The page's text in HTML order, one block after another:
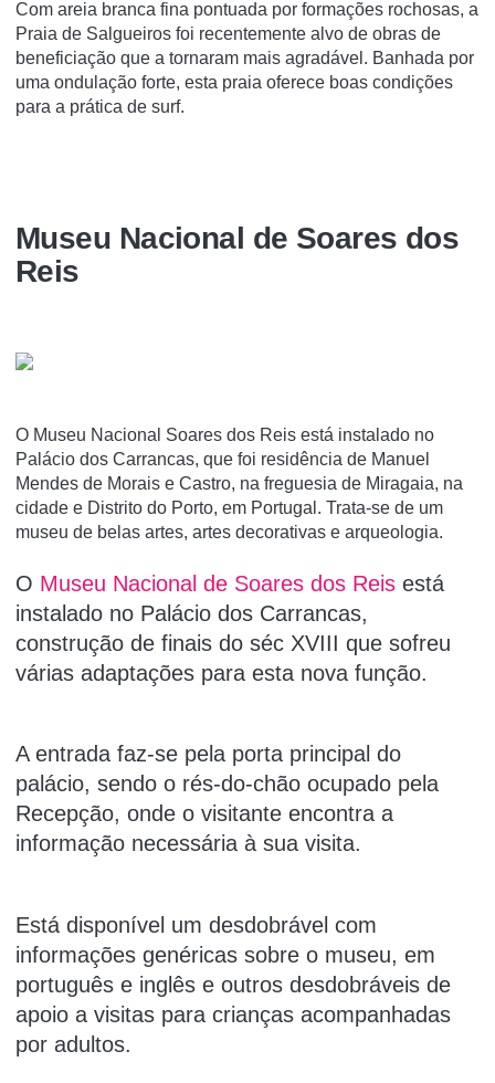
Com areia branca fina pontuada por formações rochosas, a
Praia de Salgueiros foi recentemente alvo de obras de
beneficiação que a tornaram mais agradável. Banhada por
uma ondulação forte, esta praia oferece boas condições
para a prática de surf.
Museu Nacional de Soares dos
Reis
O Museu Nacional Soares dos Reis está instalado no
Palácio dos Carrancas, que foi residência de Manuel
Mendes de Morais e Castro, na freguesia de Miragaia, na
cidade e Distrito do Porto, em Portugal. Trata-se de um
museu de belas artes, artes decorativas e arqueologia.
O Museu Nacional de Soares dos Reis está
instalado no Palácio dos Carrancas,
construção de finais do séc XVIII que sofreu
várias adaptações para esta nova função.
A entrada faz-se pela porta principal do
palácio, sendo o rés-do-chão ocupado pela
Recepção, onde o visitante encontra a
informação necessária à sua visita.
Está disponível um desdobrável com
informações genéricas sobre o museu, em
português e inglês e outros desdobráveis de
apoio a visitas para crianças acompanhadas
por adultos.